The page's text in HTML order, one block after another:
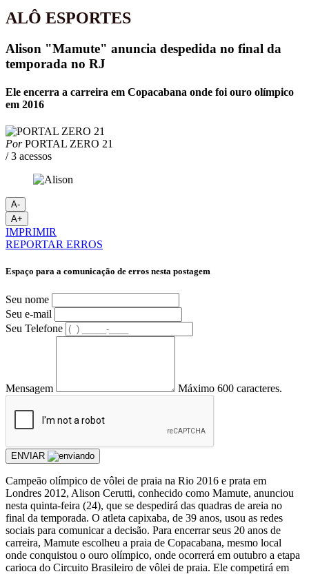
ALÔ ESPORTES
Alison "Mamute" anuncia despedida no final da
temporada no RJ
Ele encerra a carreira em Copacabana onde foi ouro olímpico
em 2016
PorPORTAL ZERO 21
/ 3 acessos
A-
A+
IMPRIMIR
REPORTAR ERROS
Espaço para a comunicação de erros nesta postagem
Seu nome
Seu e-mail
Seu Telefone
Mensagem Máximo 600 caracteres.
ENVIAR
Campeão olímpico de vôlei de praia na Rio 2016 e prata em
Londres 2012, Alison Cerutti, conhecido como Mamute, anunciou
nesta quinta-feira (24), que se despedirá das quadras de areia no
final da temporada. O atleta capixaba, de 39 anos, usou as redes
sociais para comunicar a decisão. Para encerrar seus 20 anos de
carreira, Mamute escolheu a praia de Copacabana, mesmo local
onde conquistou o ouro olímpico, onde ocorrerá em outubro a etapa
carioca do Circuito Brasileiro de vôlei de praia. Ele competirá em